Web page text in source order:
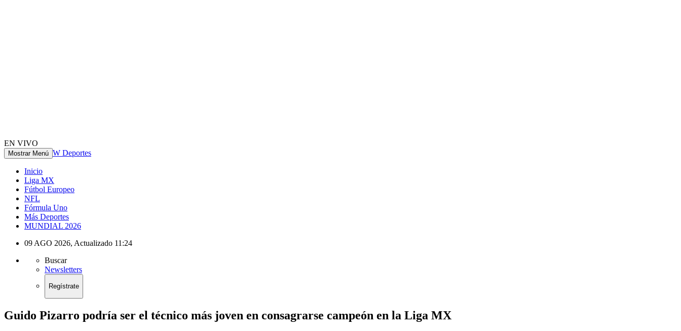
EN VIVO
Mostrar Menú W Deportes
Inicio
Liga MX
Fútbol Europeo
NFL
Fórmula Uno
Más Deportes
MUNDIAL 2026
09 AGO 2026, Actualizado 11:24
Buscar
Newsletters
Regístrate
Guido Pizarro podría ser el técnico más joven en consagrarse campeón en la Liga MX